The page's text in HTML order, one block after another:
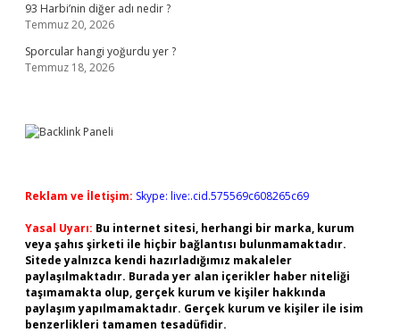
93 Harbi’nin diğer adı nedir ?
Temmuz 20, 2026
Sporcular hangi yoğurdu yer ?
Temmuz 18, 2026
Reklam ve İletişim: Skype: live:.cid.575569c608265c69
Yasal Uyarı: Bu internet sitesi, herhangi bir marka, kurum
veya şahıs şirketi ile hiçbir bağlantısı bulunmamaktadır.
Sitede yalnızca kendi hazırladığımız makaleler
paylaşılmaktadır. Burada yer alan içerikler haber niteliği
taşımamakta olup, gerçek kurum ve kişiler hakkında
paylaşım yapılmamaktadır. Gerçek kurum ve kişiler ile isim
benzerlikleri tamamen tesadüfidir.